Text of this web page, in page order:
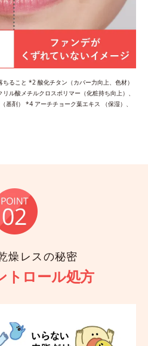
ること *2 酸化チタン（カバー力向上、色材）
ル酸メチルクロスポリマー（化粧持ち向上）、
基剤） *4 アーチチョーク葉エキス （保湿）、
燥レスの秘密
トロール処方